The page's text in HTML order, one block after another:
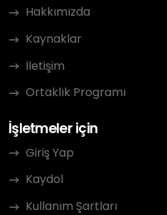
Hakkımızda
Kaynaklar
İletişim
Ortaklık Programı
İşletmeler için
Giriş Yap
Kaydol
Kullanım Şartları